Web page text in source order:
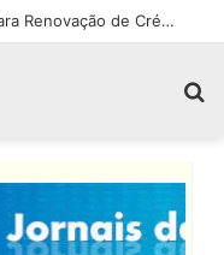
Empreender PB abre inscrições para Renovação de Crédito